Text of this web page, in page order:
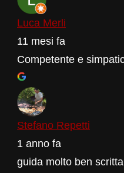
Luca Merli
11 mesi fa
Competente e
Stefano Repetti
1 anno fa
guida molto ben